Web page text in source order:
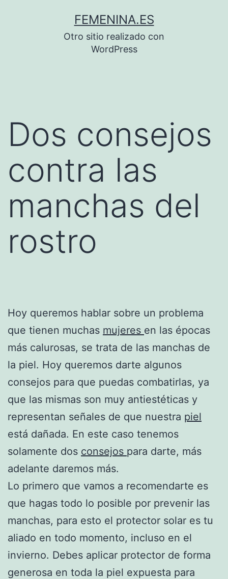
FEMENINA.ES
Otro sitio realizado con
WordPress
Dos consejos
contra las
manchas del
rostro
Hoy queremos hablar sobre un problema
que tienen muchas mujeres en las épocas
más calurosas, se trata de las manchas de
la piel. Hoy queremos darte algunos
consejos para que puedas combatirlas, ya
que las mismas son muy antiestéticas y
representan señales de que nuestra piel
está dañada. En este caso tenemos
solamente dos consejos para darte, más
adelante daremos más.
Lo primero que vamos a recomendarte es
que hagas todo lo posible por prevenir las
manchas, para esto el protector solar es tu
aliado en todo momento, incluso en el
invierno. Debes aplicar protector de forma
generosa en toda la piel expuesta para